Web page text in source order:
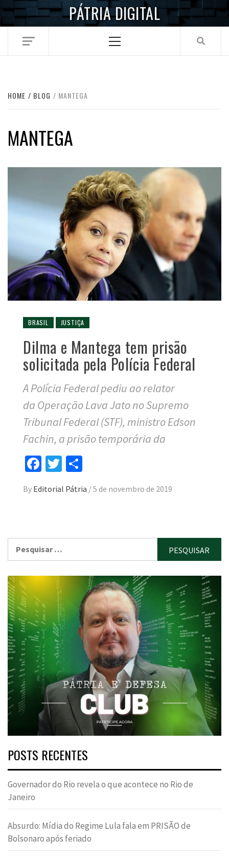
Skip
PÁTRIA DIGITAL
Menu
HOME BLOG MANTEGA
MANTEGA
BRASIL JUSTIÇA
Dilma e Mantega tem prisão
solicitada pela Polícia Federal
A Polícia Federal pediu ao relator
da Operação Lava Jato no Supremo
Tribunal Federal (STF), ministro Edson
Fachin, a prisão temporária da
Facebook
Twitter
By Editorial Pátria /5 de novembro de 2019
por:
POSTS RECENTES
Governador do Rio revela o que acontece no Rio de
Janeiro
Absurdo: Mídia do Regime Lula fala em PRISÃO de
Bolsonaro após feriado